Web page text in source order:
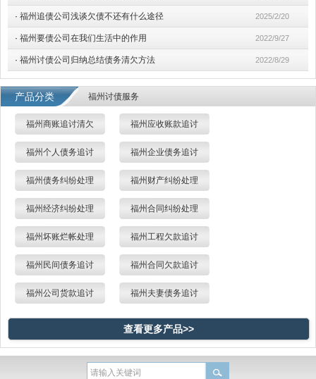
· 福州追债公司浅谈欠债不还有什么途径 2025/2/20
· 福州要债公司在我们生活中的作用 2022/9/27
· 福州讨债公司归纳总结债务清欠方法 2022/8/29
产品分类 福州讨债服务
福州商账追讨清欠 福州应收账款追讨
福州个人债务追讨 福州企业债务追讨
福州债务纠纷处理 福州财产纠纷处理
福州经济纠纷处理 福州合同纠纷处理
福州坏账烂帐处理 福州工程欠款追讨
福州民间债务追讨 福州合同欠款追讨
福州公司货款追讨 福州夫妻债务追讨
查看更多产品>>